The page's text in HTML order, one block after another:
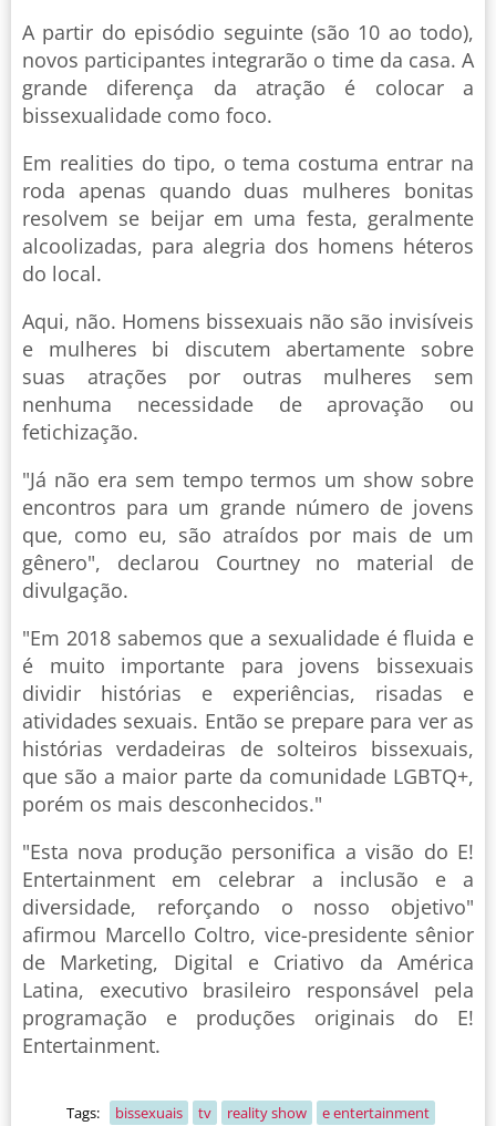
A partir do episódio seguinte (são 10 ao todo),
novos participantes integrarão o time da casa. A
grande diferença da atração é colocar a
bissexualidade como foco.
Em realities do tipo, o tema costuma entrar na
roda apenas quando duas mulheres bonitas
resolvem se beijar em uma festa, geralmente
alcoolizadas, para alegria dos homens héteros
do local.
Aqui, não. Homens bissexuais não são invisíveis
e mulheres bi discutem abertamente sobre
suas atrações por outras mulheres sem
nenhuma necessidade de aprovação ou
fetichização.
"Já não era sem tempo termos um show sobre
encontros para um grande número de jovens
que, como eu, são atraídos por mais de um
gênero", declarou Courtney no material de
divulgação.
"Em 2018 sabemos que a sexualidade é fluida e
é muito importante para jovens bissexuais
dividir histórias e experiências, risadas e
atividades sexuais. Então se prepare para ver as
histórias verdadeiras de solteiros bissexuais,
que são a maior parte da comunidade LGBTQ+,
porém os mais desconhecidos."
"Esta nova produção personifica a visão do E!
Entertainment em celebrar a inclusão e a
diversidade, reforçando o nosso objetivo"
afirmou Marcello Coltro, vice-presidente sênior
de Marketing, Digital e Criativo da América
Latina, executivo brasileiro responsável pela
programação e produções originais do E!
Entertainment.
Tags: bissexuais tv reality show e entertainment